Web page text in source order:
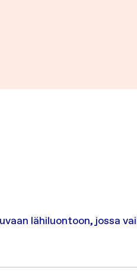
lähiluontoon, jossa